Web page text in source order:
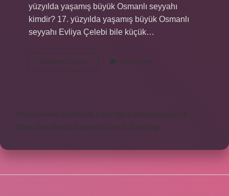
yüzyılda yaşamış büyük Osmanlı seyyahı
kimdir? 17. yüzyılda yaşamış büyük Osmanlı
seyyahı Evliya Çelebi bile küçük…
Devamını okuyun
Osmanlı
Devletinde
Kimdir
Yorum Bırak
https://www.rinmedya.com
https://bluenet.com.tr
https://yesillerkuruyemis.com.tr Sitemap